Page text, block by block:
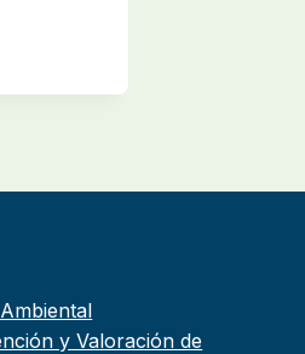
y Valoración de